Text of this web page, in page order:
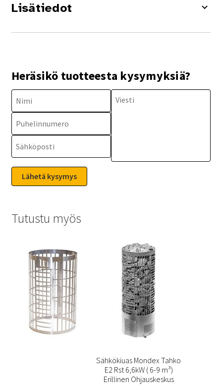
Lisätiedot
Heräsikö tuotteesta kysymyksiä?
Tutustu myös
Sähkökiuas Mondex Tahko
E2 Rst 6,6kW ( 6-9 m³)
Erillinen Ohjauskeskus